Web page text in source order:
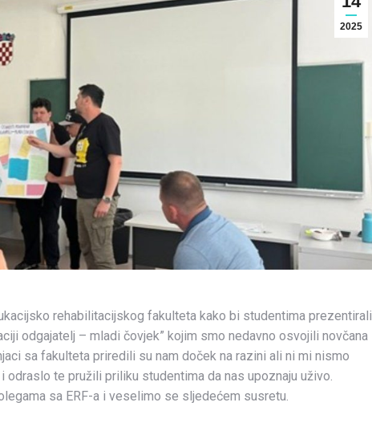
2025
rehabilitacijskog fakulteta kako bi studentima prezentirali
odgajatelj – mladi čovjek” kojim smo nedavno osvojili novčana
sa fakulteta priredili su nam doček na razini ali ni mi nismo
te pružili priliku studentima da nas upoznaju uživo.
sa ERF-a i veselimo se sljedećem susretu.